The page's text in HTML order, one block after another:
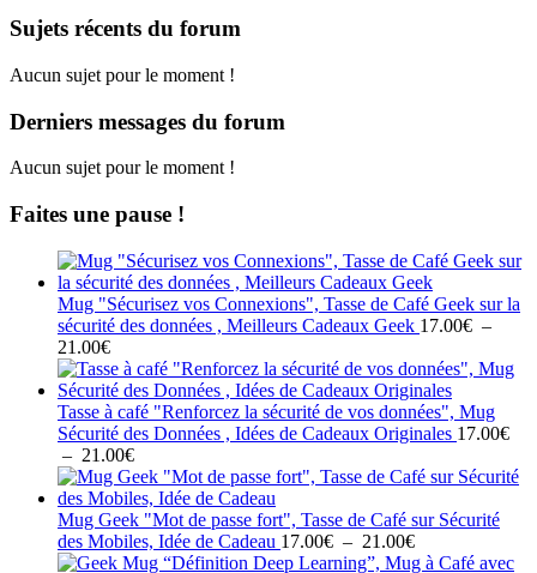
Sujets récents du forum
Aucun sujet pour le moment !
Derniers messages du forum
Aucun sujet pour le moment !
Faites une pause !
Mug "Sécurisez vos Connexions", Tasse de Café Geek sur la
sécurité des données , Meilleurs Cadeaux Geek 17.00€ –
21.00€Plage
de
prix :
17.00€
à
21.00€
Tasse à café "Renforcez la sécurité de vos données", Mug
Sécurité des Données , Idées de Cadeaux Originales 17.00€
– 21.00€Plage
de
prix :
17.00€
à
21.00€
Mug Geek "Mot de passe fort", Tasse de Café sur Sécurité
des Mobiles, Idée de Cadeau 17.00€ – 21.00€Plage
de